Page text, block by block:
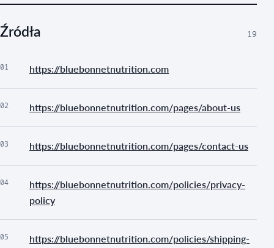
Źródła 19
01 https://bluebonnetnutrition.com
02 https://bluebonnetnutrition.com/pages/about-us
03 https://bluebonnetnutrition.com/pages/contact-us
04
https://bluebonnetnutrition.com/policies/privacy-
policy
05
https://bluebonnetnutrition.com/policies/shipping-